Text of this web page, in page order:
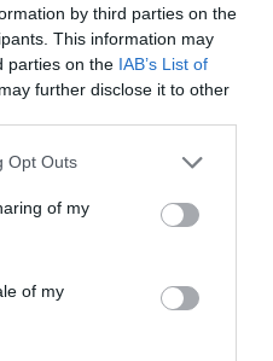
by third parties on the
This information may
parties on the IAB’s List of
further disclose it to other
Opt Outs
of my
of my